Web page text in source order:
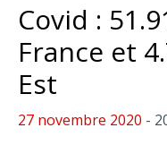
Covid :
France et
Est
27 novembre 2020 -